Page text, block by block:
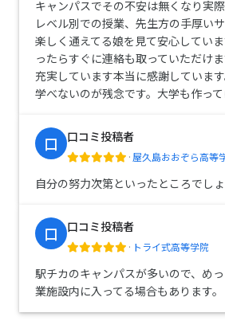
キャンパスでその不安は無くなり実際
レベル別での授業、先生方の手厚いサ
楽しく通えてる娘を見て安心してい
ったらすぐに連絡も取っていただけ
充実しています本当に感謝していま
学べないのが残念です。大学も作っ
口 口コミ投稿者
· 屋久島おおぞら高等
自分の努力次第といったところでしょ
口 口コミ投稿者
· トライ式高等学院
駅チカのキャンパスが多いので、め
業施設内に入ってる場合もあります。